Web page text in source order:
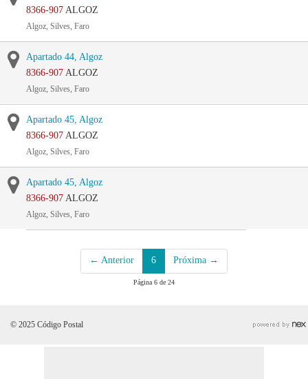
8366-907 ALGOZ
Algoz, Silves, Faro
Apartado 44, Algoz
8366-907 ALGOZ
Algoz, Silves, Faro
Apartado 45, Algoz
8366-907 ALGOZ
Algoz, Silves, Faro
Apartado 45, Algoz
8366-907 ALGOZ
Algoz, Silves, Faro
← Anterior 6 Próxima →
Página 6 de 24
© 2025 Código Postal